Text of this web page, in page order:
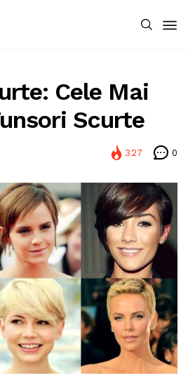
Cele Mai
Scurte
327 0